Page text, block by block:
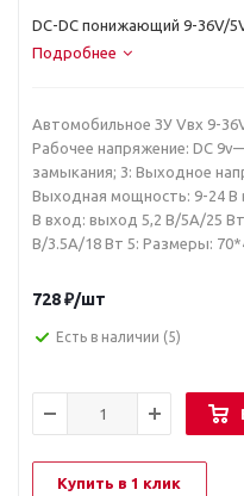
DC-DC понижающий 9-36V/
Подробнее
Автомобильное ЗУ Vвх 9-
Рабочее напряжение: DC
замыкания; 3: Выходное
Выходная мощность: 9-24 В
В вход: выход 5,2 В/5A/25
В/3.5A/18 Вт 5: Размеры:
728₽/шт
Есть в наличии (5)
Купить в 1 клик